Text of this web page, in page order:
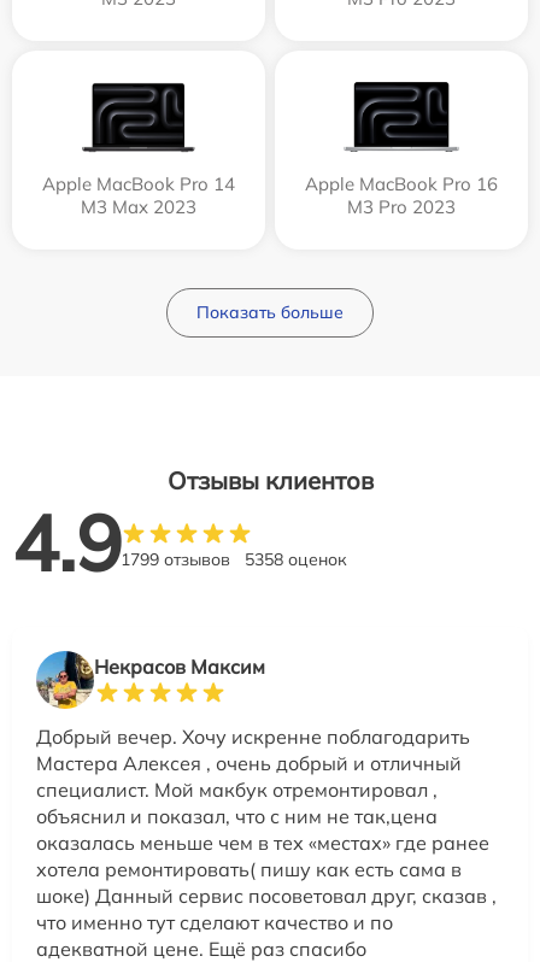
Apple MacBook Pro 14
M3 Max 2023
Apple MacBook Pro 16
M3 Pro 2023
Показать больше
Отзывы клиентов
4.91799 отзывов 5358 оценок
Некрасов Максим
Добрый вечер. Хочу искренне поблагодарить
Мастера Алексея , очень добрый и отличный
специалист. Мой макбук отремонтировал ,
объяснил и показал, что с ним не так,цена
оказалась меньше чем в тех «местах» где ранее
хотела ремонтировать( пишу как есть сама в
шоке) Данный сервис посоветовал друг, сказав ,
что именно тут сделают качество и по
адекватной цене. Ещё раз спасибо